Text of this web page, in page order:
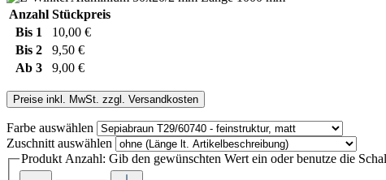
Anzahl Stückpreis
Bis 1
10,00 €
Bis 2
9,50 €
Ab 3 9,00 €
Preise inkl. MwSt. zzgl. Versandkosten
Farbe auswählen
Zuschnitt auswählen
Produkt Anzahl: Gib den gewünschten Wert ein oder benutze die